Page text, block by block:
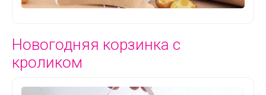
Новогодняя корзинка с
кроликом